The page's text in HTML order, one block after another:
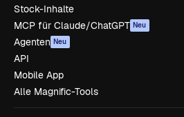
Stock-Inhalte
MCP für Claude/ChatGPT Neu
Agenten Neu
API
Mobile App
Alle Magnific-Tools